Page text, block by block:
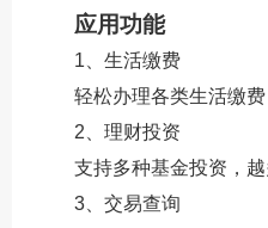
应用功能
1、生活缴费
轻松办理各类生活缴
2、理财投资
支持多种基金投资，
3、交易查询